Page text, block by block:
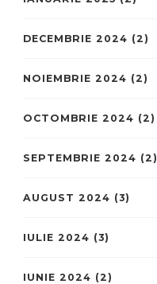
DECEMBRIE 2024 (2)
NOIEMBRIE 2024 (2)
OCTOMBRIE 2024 (2)
SEPTEMBRIE 2024 (2)
AUGUST 2024 (3)
IULIE 2024 (3)
IUNIE 2024 (2)